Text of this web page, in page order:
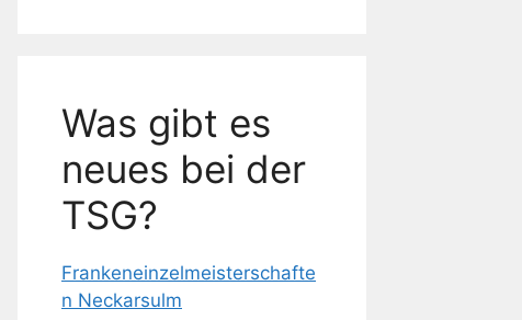
Was gibt es
neues bei der
TSG?
Frankeneinzelmeisterschafte
n Neckarsulm